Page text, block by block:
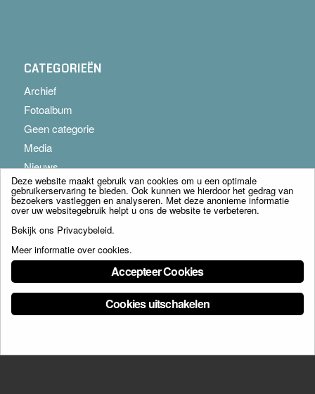
CATEGORIEËN
Archief
Fotoalbum
Geen categorie
Media
Nieuws
© Copyright - Franciscus Huis Weert B.V. - webdesign:
Deze website maakt gebruik van cookies om u een optimale
gebruikerservaring te bieden. Ook kunnen we hierdoor het gedrag van
bezoekers vastleggen en analyseren. Met deze anonieme informatie
over uw websitegebruik helpt u ons de website te verbeteren.
Bekijk ons Privacybeleid.
Meer informatie over cookies.
Accepteer Cookies
Cookies uitschakelen